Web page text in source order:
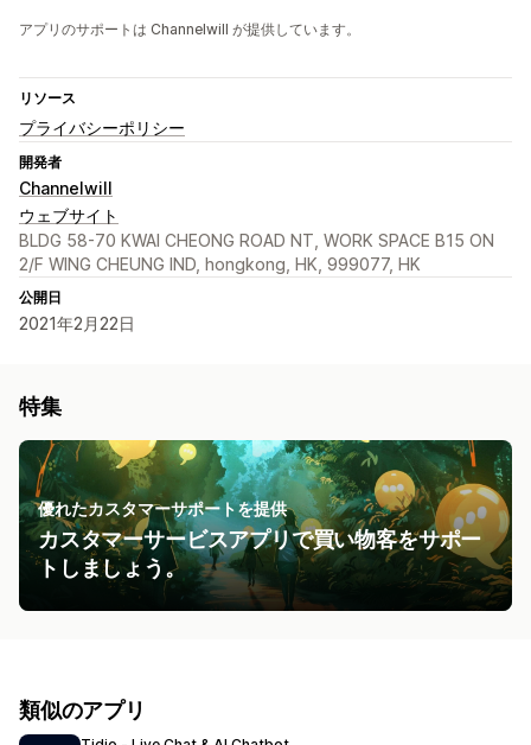
アプリのサポートは Channelwill が提供しています。
リソース
プライバシーポリシー
開発者
Channelwill
ウェブサイト
BLDG 58-70 KWAI CHEONG ROAD NT, WORK SPACE B15 ON
2/F WING CHEUNG IND, hongkong, HK, 999077, HK
公開日
2021年2月22日
特集
優れたカスタマーサポートを提供
カスタマーサービスアプリで買い物客をサポー
トしましょう。
類似のアプリ